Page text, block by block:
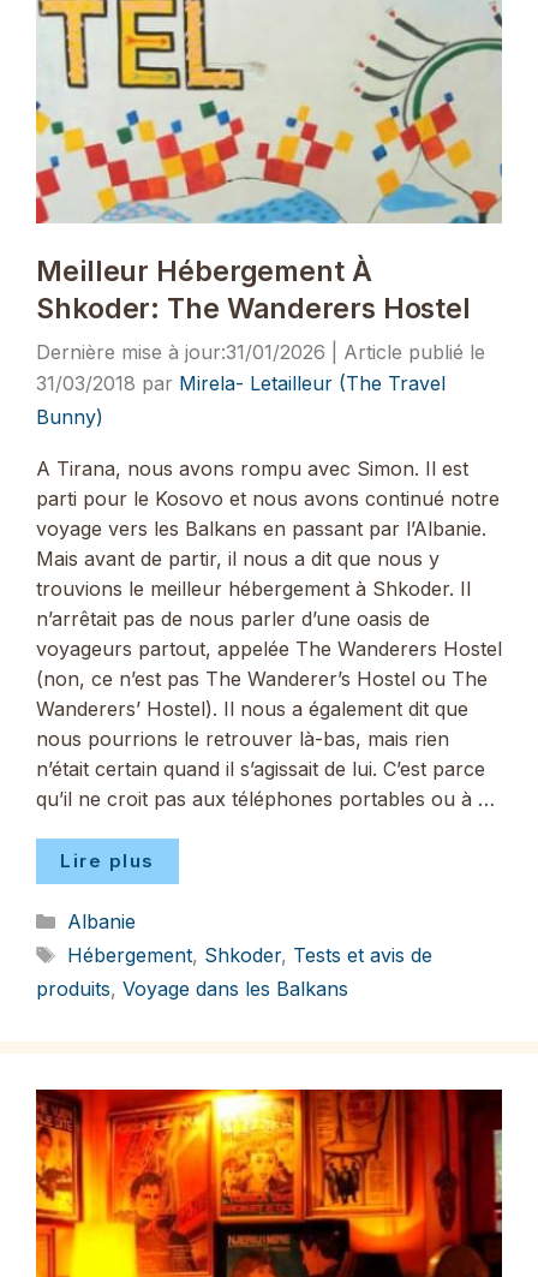
Meilleur Hébergement À
Shkoder: The Wanderers Hostel
31/01/2026
31/03/2018 par Mirela- Letailleur (The Travel
Bunny)
A Tirana, nous avons rompu avec Simon. Il est
parti pour le Kosovo et nous avons continué notre
voyage vers les Balkans en passant par l’Albanie.
Mais avant de partir, il nous a dit que nous y
trouvions le meilleur hébergement à Shkoder. Il
n’arrêtait pas de nous parler d’une oasis de
voyageurs partout, appelée The Wanderers Hostel
(non, ce n’est pas The Wanderer’s Hostel ou The
Wanderers’ Hostel). Il nous a également dit que
nous pourrions le retrouver là-bas, mais rien
n’était certain quand il s’agissait de lui. C’est parce
qu’il ne croit pas aux téléphones portables ou à …
Lire plus
Catégories
Albanie
Étiquettes
Hébergement, Shkoder, Tests et avis de
produits, Voyage dans les Balkans